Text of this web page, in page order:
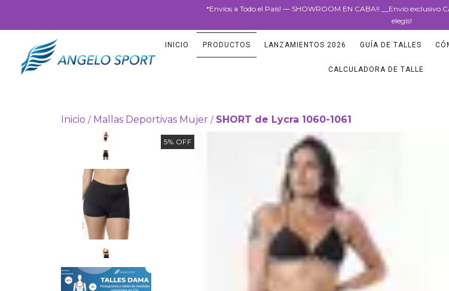
*Envíos a Todo el País! — SHOWROOM EN CABA!! __Envío exclusivo
elegís!
INICIO PRODUCTOS LANZAMIENTOS 2026 GUÍA DE TALLES
CALCULADORA DE TALLE
Inicio / Mallas Deportivas Mujer / SHORT de Lycra 1060-1061
5% OFF